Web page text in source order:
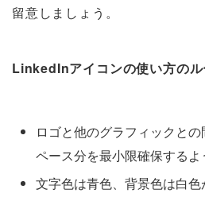
留意しましょう。
LinkedInアイコンの使い方の
ロゴと他のグラフィックと
ペース分を最小限確保する
文字色は青色、背景色は白